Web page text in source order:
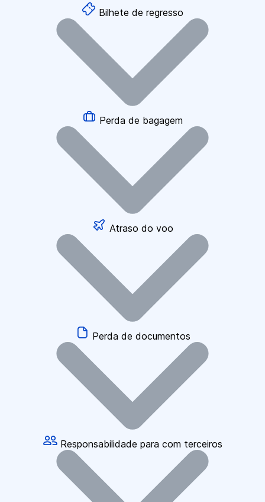
Bilhete de regresso
Perda de bagagem
Atraso do voo
Perda de documentos
Responsabilidade para com terceiros